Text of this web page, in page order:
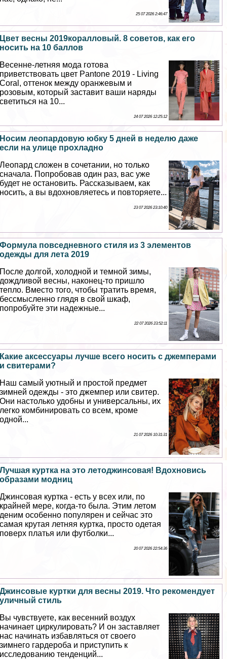
25 07 2026 2:46:47
Цвет весны 2019коралловый. 8 советов, как его
носить на 10 баллов
Весенне-летняя мода готова
приветствовать цвет Pantone 2019 - Living
Coral, оттенок между оранжевым и
розовым, который заставит ваши наряды
светиться на 10...
24 07 2026 12:25:12
Носим леопардовую юбку 5 дней в неделю даже
если на улице прохладно
Леопард сложен в сочетании, но только
сначала. Попробовав один раз, вас уже
будет не остановить. Рассказываем, как
носить, а вы вдохновляетесь и повторяете...
23 07 2026 23:10:40
Формула повседневного стиля из 3 элементов
одежды для лета 2019
После долгой, холодной и темной зимы,
дождливой весны, наконец-то пришло
тепло. Вместо того, чтобы тратить время,
бессмысленно глядя в свой шкаф,
попробуйте эти надежные...
22 07 2026 23:52:11
Какие аксессуары лучше всего носить с джемперами
и свитерами?
Наш самый уютный и простой предмет
зимней одежды - это джемпер или свитер.
Они настолько удобны и универсальны, их
легко комбинировать со всем, кроме
одной...
21 07 2026 10:31:31
Лучшая куртка на это летоджинсовая! Вдохновись
образами модниц
Джинсовая куртка - есть у всех или, по
крайней мере, когда-то была. Этим летом
деним особенно популярен и сейчас это
самая крутая летняя куртка, просто одетая
поверх платья или футболки...
20 07 2026 22:54:36
Джинсовые куртки для весны 2019. Что рекомендует
уличный стиль
Вы чувствуете, как весенний воздух
начинает циркулировать? И он заставляет
нас начинать избавляться от своего
зимнего гардероба и приступить к
исследованию тенденций...